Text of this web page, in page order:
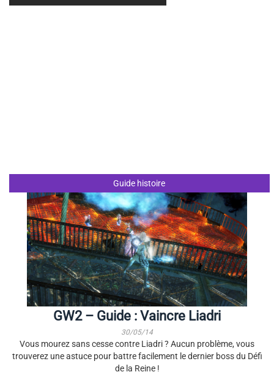
Guide histoire
GW2 – Guide : Vaincre Liadri
30/05/14
Vous mourez sans cesse contre Liadri ? Aucun problème, vous
trouverez une astuce pour battre facilement le dernier boss du Défi
de la Reine !